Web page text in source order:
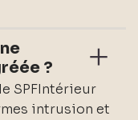
?
SPFIntérieur
intrusion et